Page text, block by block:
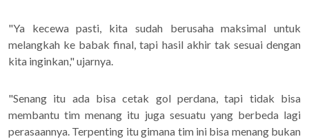
"Ya kecewa pasti, kita sudah berusaha maksimal untuk
melangkah ke babak final, tapi hasil akhir tak sesuai dengan
kita inginkan," ujarnya.
"Senang itu ada bisa cetak gol perdana, tapi tidak bisa
membantu tim menang itu juga sesuatu yang berbeda lagi
perasaannya. Terpenting itu gimana tim ini bisa menang bukan